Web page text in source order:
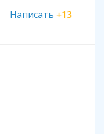
Написать +13